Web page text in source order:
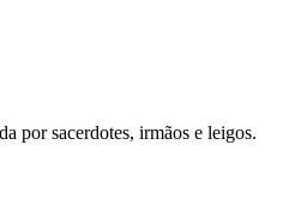
por sacerdotes, irmãos e leigos.